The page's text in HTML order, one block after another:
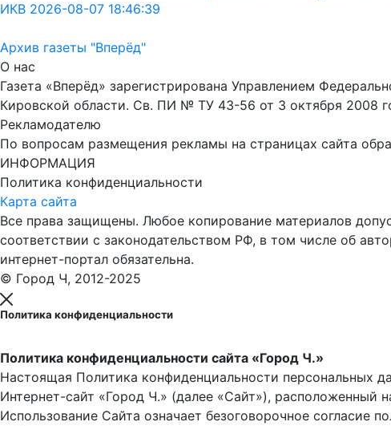
ИКВ 2026-08-07 18:46:39
Архив газеты "Вперёд"
О нас
Газета «Вперёд» зарегистрирована Управлением
Кировской области. Св. ПИ № ТУ 43-56 от 3 октября 2008
Рекламодателю
По вопросам размещения рекламы на страницах сайта
ИНФОРМАЦИЯ
Политика конфиденциальности
Карта сайта
Все права защищены. Любое копирование материалов
соответствии с законодательством РФ, в том числе об
интернет-портал обязательна.
© Город Ч, 2012-2025
Политика конфиденциальности
Политика конфиденциальности сайта «Город Ч.»
Настоящая Политика конфиденциальности персональных
Интернет-сайт «Город Ч.» (далее «Сайт»), расположенный
Использование Сайта означает безоговорочное согласие